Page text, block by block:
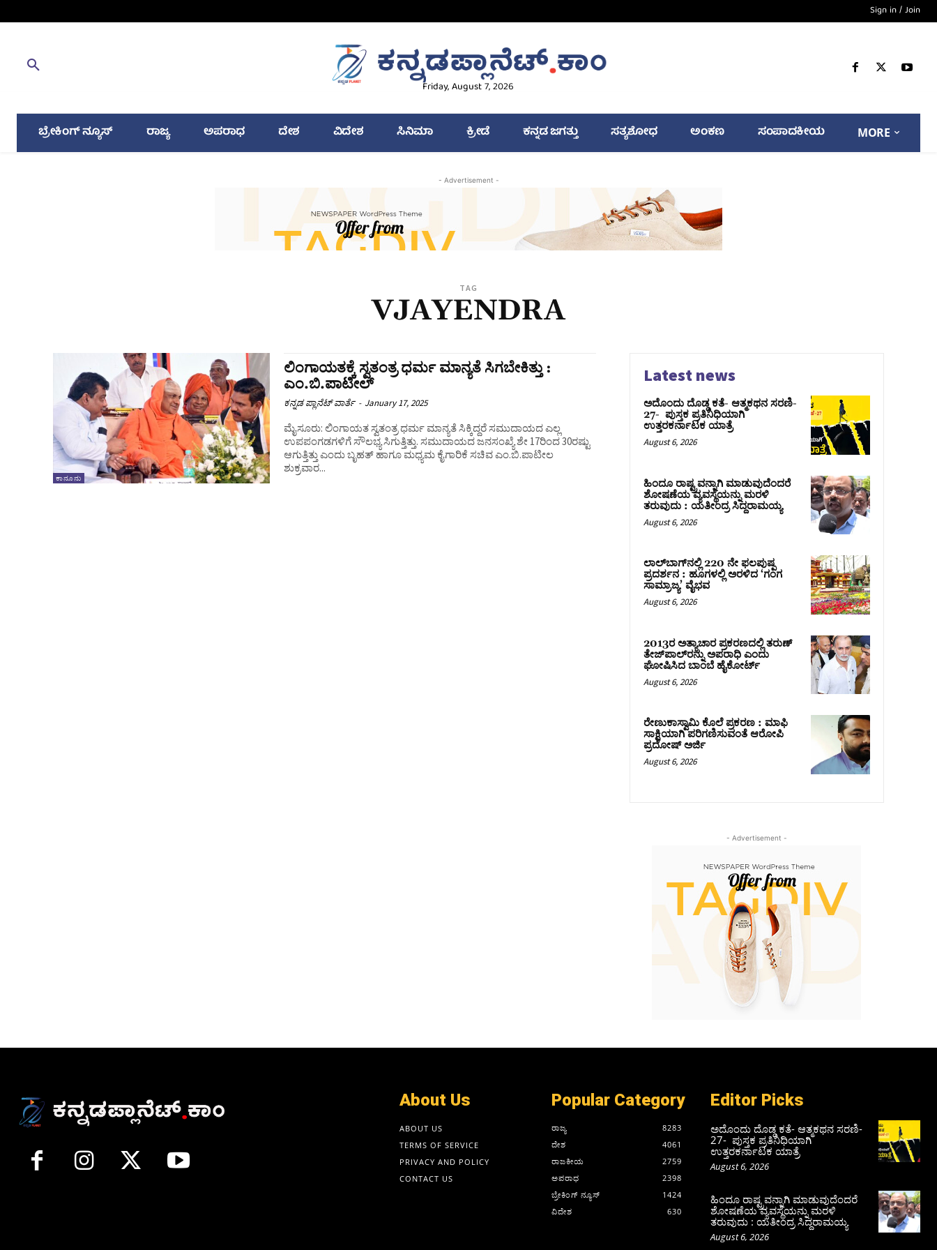
Sign in / Join
Friday, August 7, 2026
ಬ್ರೇಕಿಂಗ್ ನ್ಯೂಸ್ ರಾಜ್ಯ ಅಪರಾಧ ದೇಶ ವಿದೇಶ ಸಿನಿಮಾ ಕ್ರೀಡೆ ಕನ್ನಡ ಜಗತ್ತು ಸತ್ಯಶೋಧ ಅಂಕಣ ಸಂಪಾದಕೀಯ MORE
- Advertisement -
TAG
VJAYENDRA
ಕಾನೂನು
ಲಿಂಗಾಯತಕ್ಕೆ ಸ್ವತಂತ್ರ ಧರ್ಮ ಮಾನ್ಯತೆ ಸಿಗಬೇಕಿತ್ತು :
ಎಂ.ಬಿ.ಪಾಟೀಲ್‌
ಕನ್ನಡ ಪ್ಲಾನೆಟ್ ವಾರ್ತೆ - January 17, 2025
ಮೈಸೂರು: ಲಿಂಗಾಯತ ಸ್ವತಂತ್ರ ಧರ್ಮ ಮಾನ್ಯತೆ ಸಿಕ್ಕಿದ್ದರೆ ಸಮುದಾಯದ ಎಲ್ಲ
ಉಪಪಂಗಡಗಳಿಗೆ ಸೌಲಭ್ಯ ಸಿಗುತ್ತಿತ್ತು. ಸಮುದಾಯದ ಜನಸಂಖ್ಯೆ ಶೇ 17ರಿಂದ 30ರಷ್ಟು
ಆಗುತ್ತಿತ್ತು ಎಂದು ಬೃಹತ್ ಹಾಗೂ ಮಧ್ಯಮ ಕೈಗಾರಿಕೆ ಸಚಿವ ಎಂ.ಬಿ.ಪಾಟೀಲ
ಶುಕ್ರವಾರ...
Latest news
ಅದೊಂದು ದೊಡ್ಡ ಕತೆ- ಆತ್ಮಕಥನ ಸರಣಿ-
27- ಪುಸ್ತಕ ಪ್ರತಿನಿಧಿಯಾಗಿ
ಉತ್ತರಕರ್ನಾಟಕ ಯಾತ್ರೆ
August 6, 2026
ಹಿಂದೂ ರಾಷ್ಟ್ರವನ್ನಾಗಿ ಮಾಡುವುದೆಂದರೆ
ಶೋಷಣೆಯ ವ್ಯವಸ್ಥೆಯನ್ನು ಮರಳಿ
ತರುವುದು : ಯತೀಂದ್ರ ಸಿದ್ದರಾಮಯ್ಯ
August 6, 2026
ಲಾಲ್‍ಬಾಗ್‍ನಲ್ಲಿ 220 ನೇ ಫಲಪುಷ್ಪ
ಪ್ರದರ್ಶನ : ಹೂಗಳಲ್ಲಿ ಅರಳಿದ ‘ಗಂಗ
ಸಾಮ್ರಾಜ್ಯ’ ವೈಭವ
August 6, 2026
2013ರ ಅತ್ಯಾಚಾರ ಪ್ರಕರಣದಲ್ಲಿ ತರುಣ್
ತೇಜ್‌ಪಾಲ್‌ರನ್ನು ಅಪರಾಧಿ ಎಂದು
ಘೋಷಿಸಿದ ಬಾಂಬೆ ಹೈಕೋರ್ಟ್
August 6, 2026
ರೇಣುಕಾಸ್ವಾಮಿ ಕೊಲೆ ಪ್ರಕರಣ : ಮಾಫಿ
ಸಾಕ್ಷಿಯಾಗಿ ಪರಿಗಣಿಸುವಂತೆ ಆರೋಪಿ
ಪ್ರದೋಷ್‌ ಅರ್ಜಿ
August 6, 2026
- Advertisement -
About Us
ABOUT US
TERMS OF SERVICE
PRIVACY AND POLICY
CONTACT US
Popular Category
ರಾಜ್ಯ
8283
ದೇಶ
4061
ರಾಜಕೀಯ
2759
ಅಪರಾಧ
2398
ಬ್ರೇಕಿಂಗ್ ನ್ಯೂಸ್
1424
ವಿದೇಶ
630
Editor Picks
ಅದೊಂದು ದೊಡ್ಡ ಕತೆ- ಆತ್ಮಕಥನ ಸರಣಿ-
27- ಪುಸ್ತಕ ಪ್ರತಿನಿಧಿಯಾಗಿ
ಉತ್ತರಕರ್ನಾಟಕ ಯಾತ್ರೆ
August 6, 2026
ಹಿಂದೂ ರಾಷ್ಟ್ರವನ್ನಾಗಿ ಮಾಡುವುದೆಂದರೆ
ಶೋಷಣೆಯ ವ್ಯವಸ್ಥೆಯನ್ನು ಮರಳಿ
ತರುವುದು : ಯತೀಂದ್ರ ಸಿದ್ದರಾಮಯ್ಯ
August 6, 2026